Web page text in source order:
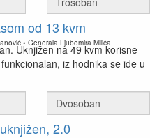
od 13 kvm
• Generala Ljubomira Milića
Uknjižen na 49 kvm korisne
iz hodnika se ide u
2.0